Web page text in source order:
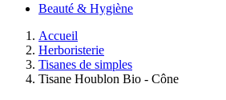
Beauté & Hygiène
Accueil
Herboristerie
Tisanes de simples
Tisane Houblon Bio - Cône